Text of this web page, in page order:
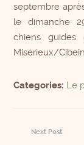
septembre
le dimanche
chiens
Misérieux/
Categories: Le
Next Post